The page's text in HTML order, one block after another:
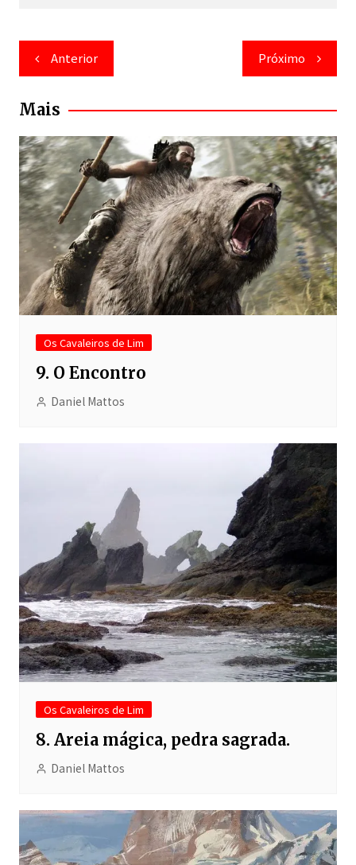
Navegação
de
Post
Anterior Próximo
Mais
Os Cavaleiros de Lim
9. O Encontro
Daniel Mattos
Os Cavaleiros de Lim
8. Areia mágica, pedra sagrada.
Daniel Mattos